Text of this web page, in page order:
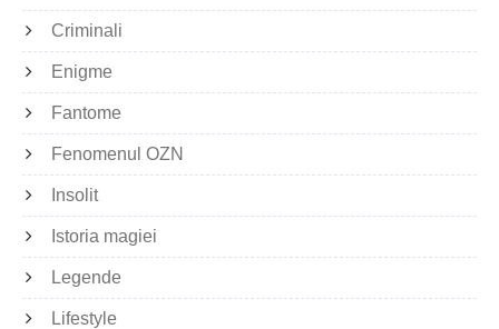
Criminali
Enigme
Fantome
Fenomenul OZN
Insolit
Istoria magiei
Legende
Lifestyle